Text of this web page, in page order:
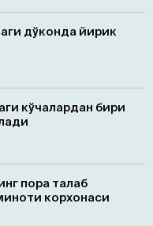
дўконда йирик
кўчалардан бири
пора талаб
корхонаси